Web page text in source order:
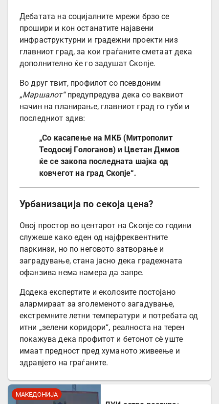
Дебатата на социјалните мрежи брзо се
прошири и кон останатите најавени
инфраструктурни и градежни проекти низ
главниот град, за кои граѓаните сметаат дека
дополнително ќе го задушат Скопје.
Во друг твит, профилот со псевдоним
„Маршалот“предупредува дека со ваквиот
начин на планирање, главниот град го губи и
последниот здив:
„Со касапење на МКБ (Митрополит
Теодосиј Гологанов) и Цветан Димов
ќе се закопа последната шајка од
ковчегот на град Скопје“.
Урбанизација по секоја цена?
Овој простор во центарот на Скопје со години
служеше како еден од најфреквентните
паркинзи, но по неговото затворање и
заградување, стана јасно дека градежната
офанзива нема намера да запре.
Додека експертите и еколозите постојано
алармираат за зголеменото загадување,
екстремните летни температури и потребата од
итни „зелени коридори“, реалноста на терен
покажува дека профитот и бетонот сè уште
имаат предност пред хуманото живеење и
здравјето на граѓаните.
МАКЕДОНИЈА